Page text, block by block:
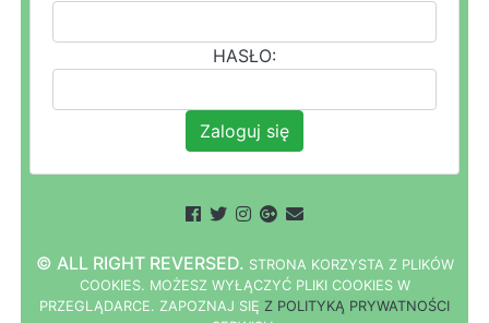
HASŁO:
Zaloguj się
© ALL RIGHT REVERSED. STRONA KORZYSTA Z PLIKÓW
COOKIES. MOŻESZ WYŁ ĄCZYĆ PL IKI COOKIES W
PRZEGLĄDARCE. ZAPOZNAJ SIĘ Z POLITYKĄ PRYWATNOŚCI